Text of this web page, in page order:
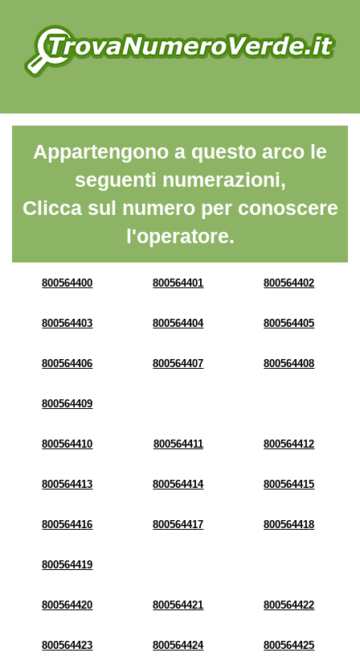
Appartengono a questo arco le
seguenti numerazioni,
Clicca sul numero per conoscere
l'operatore.
800564400 800564401 800564402
800564403 800564404 800564405
800564406 800564407 800564408
800564409
800564410 800564411 800564412
800564413 800564414 800564415
800564416 800564417 800564418
800564419
800564420 800564421 800564422
800564423 800564424 800564425